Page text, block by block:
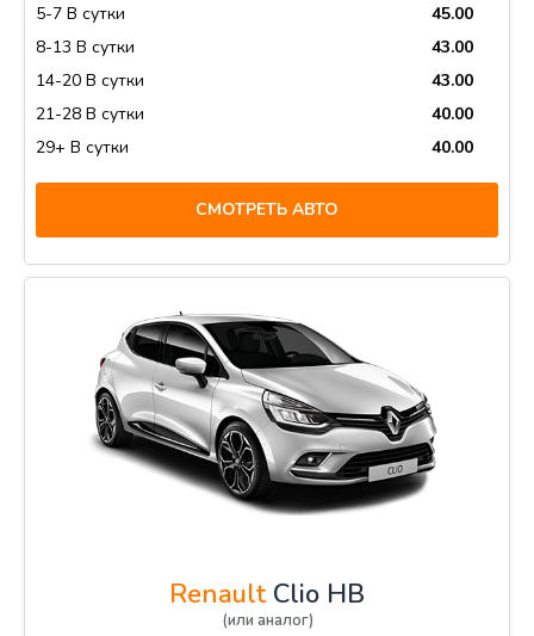
5-7 В сутки
45.00
8-13 В сутки
43.00
14-20 В сутки
43.00
21-28 В сутки
40.00
29+ В сутки
40.00
СМОТРЕТЬ АВТО
RenaultClio HB
(или аналог)